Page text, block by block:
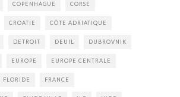
COPENHAGUE CORSE
CROATIE CÔTE ADRIATIQUE
DETROIT DEUIL DUBROVNIK
EUROPE EUROPE CENTRALE
FLORIDE FRANCE